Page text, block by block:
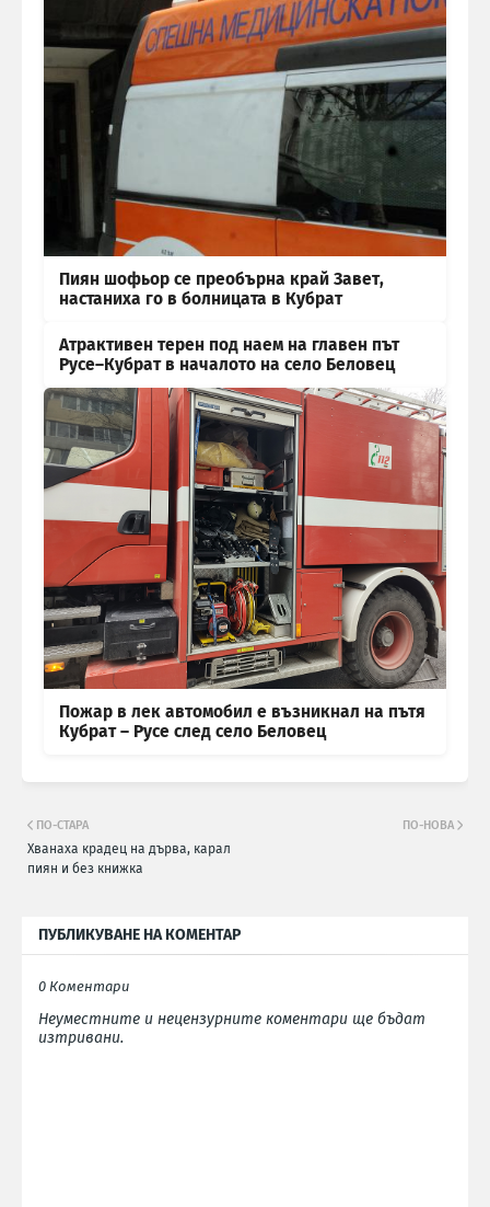
Пиян шофьор се преобърна край Завет,
настаниха го в болницата в Кубрат
Атрактивен терен под наем на главен път
Русе–Кубрат в началото на село Беловец
Пожар в лек автомобил е възникнал на пътя
Кубрат – Русе след село Беловец
ПО-НОВА
ПО-СТАРА
Хванаха крадец на дърва, карал
пиян и без книжка
ПУБЛИКУВАНЕ НА КОМЕНТАР
0 Коментари
Неуместните и нецензурните коментари ще бъдат
изтривани.